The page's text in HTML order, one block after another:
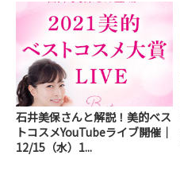
石井美保さんと解説！美的ベス
トコスメYouTubeライブ開催｜
12/15（水）1...